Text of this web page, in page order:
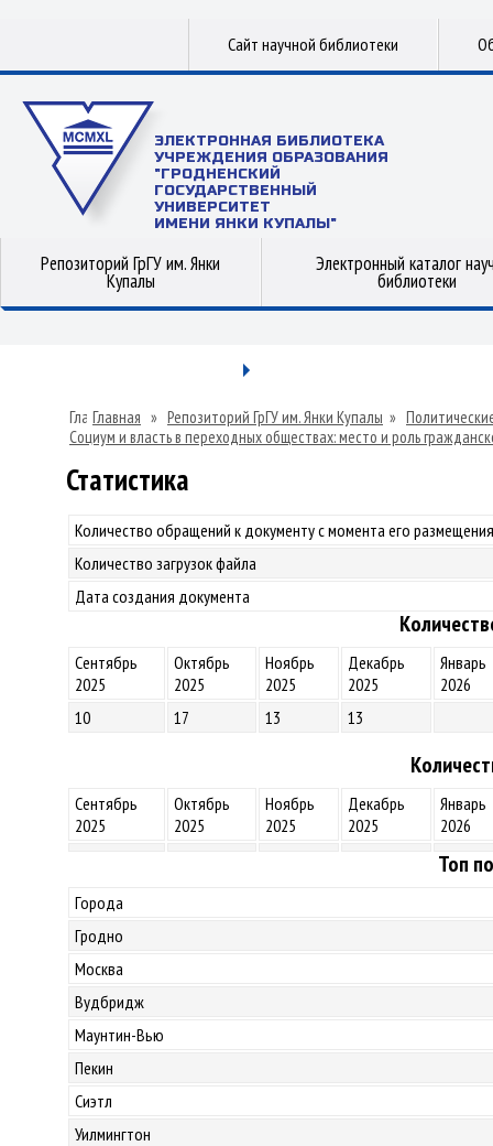
Сайт научной библиотеки
ЭЛЕКТРОННАЯ БИБЛИОТЕКА
УЧРЕЖДЕНИЯ ОБРАЗОВАНИЯ
"ГРОДНЕНСКИЙ
ГОСУДАРСТВЕННЫЙ
УНИВЕРСИТЕТ
ИМЕНИ ЯНКИ КУПАЛЫ"
Репозиторий ГрГУ им. Янки
Купалы
Электронный каталог
библиотеки
Главная » Репозиторий ГрГУ им. Янки Купалы »
Социум и власть в переходных обществах: место и роль
Статистика
Количество обращений к документу с момента его
Количество загрузок файла
Дата создания документа
Сентябрь
2025
Октябрь
2025
Ноябрь
2025
Декабрь
2025
Январь
2026
10
17 13 13
Сентябрь
2025
Октябрь
2025
Ноябрь
2025
Декабрь
2025
Январь
2026
Топ
Города
Гродно
Москва
Вудбридж
Маунтин-Вью
Пекин
Сиэтл
Уилмингтон